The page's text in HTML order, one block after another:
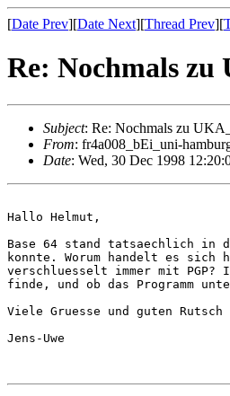
[Date Prev][Date Next][Thread Prev][
Re: Nochmals zu
Subject: Re: Nochmals zu
From: fr4a008_bEi_uni-
Date: Wed, 30 Dec 1998
Hallo Helmut,
Base 64 stand tatsaechlich
konnte. Worum handelt es
verschluesselt immer mit PGP?
finde, und ob das Programm
Viele Gruesse und guten Rutsch
Jens-Uwe